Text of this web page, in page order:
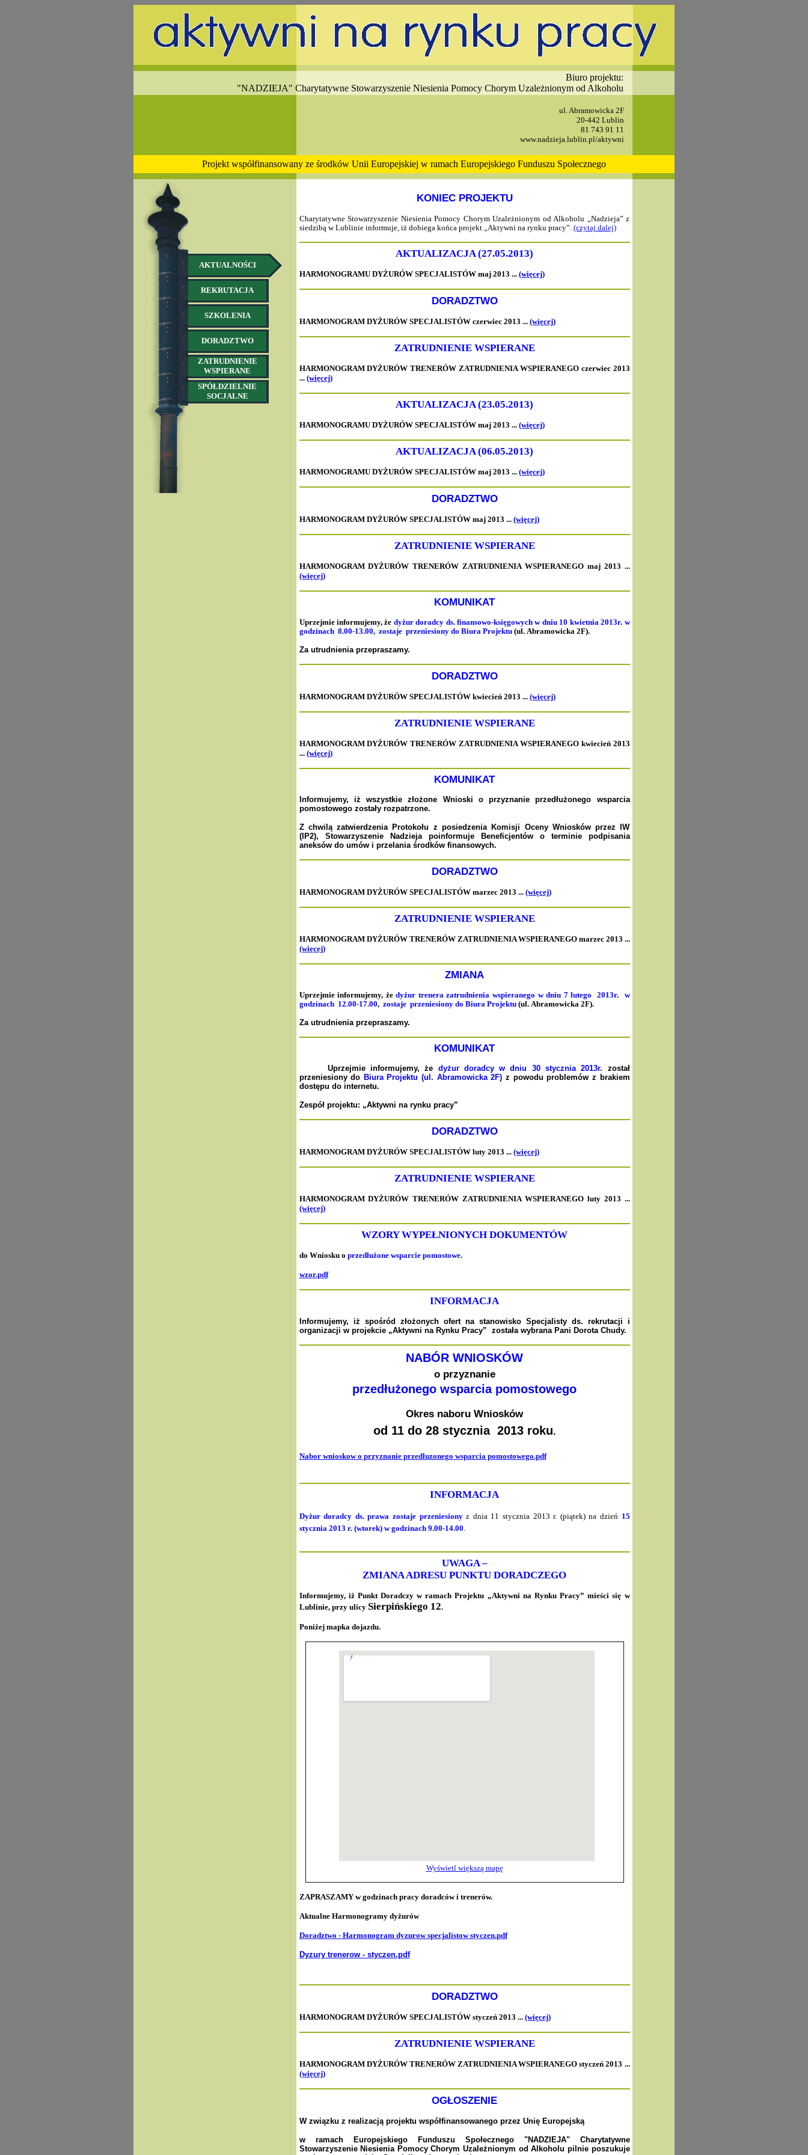
Biuro projektu:
"NADZIEJA" Charytatywne Stowarzyszenie Niesienia Pomocy Chorym Uzależnionym od Alkoholu
ul. Abramowicka 2F
20-442 Lublin
81 743 91 11
www.nadzieja.lublin.pl/aktywni
Projekt współfinansowany ze środków Unii Europejskiej w ramach Europejskiego Funduszu Społecznego
AKTUALNOŚCI
REKRUTACJA
SZKOLENIA
DORADZTWO
ZATRUDNIENIE
WSPIERANE
SPÓŁDZIELNIE
SOCJALNE
KONIEC PROJEKTU
Charytatywne Stowarzyszenie Niesienia Pomocy Chorym Uzależnionym od Alkoholu „Nadzieja” z
siedzibą w Lublinie informuje, iż dobiega końca projekt „Aktywni na rynku pracy”. (czytaj dalej)
AKTUALIZACJA (27.05.2013)
HARMONOGRAMU DYŻURÓW SPECJALISTÓW maj 2013 ... (więcej)
DORADZTWO
HARMONOGRAM DYŻURÓW SPECJALISTÓW czerwiec 2013 ... (więcej)
ZATRUDNIENIE WSPIERANE
HARMONOGRAM DYŻURÓW TRENERÓW ZATRUDNIENIA WSPIERANEGO czerwiec 2013
... (więcej)
AKTUALIZACJA (23.05.2013)
HARMONOGRAMU DYŻURÓW SPECJALISTÓW maj 2013 ... (więcej)
AKTUALIZACJA (06.05.2013)
HARMONOGRAMU DYŻURÓW SPECJALISTÓW maj 2013 ... (więcej)
DORADZTWO
HARMONOGRAM DYŻURÓW SPECJALISTÓW maj 2013 ... (więcej)
ZATRUDNIENIE WSPIERANE
HARMONOGRAM DYŻURÓW TRENERÓW ZATRUDNIENIA WSPIERANEGO maj 2013 ...
(więcej)
KOMUNIKAT
Uprzejmie informujemy, że dyżur doradcy ds. finansowo-księgowych w dniu 10 kwietnia 2013r. w
godzinach 8.00-13.00, zostaje przeniesiony do Biura Projektu(ul. Abramowicka 2F).
Za utrudnienia przepraszamy.
DORADZTWO
HARMONOGRAM DYŻURÓW SPECJALISTÓW kwiecień 2013 ... (więcej)
ZATRUDNIENIE WSPIERANE
HARMONOGRAM DYŻURÓW TRENERÓW ZATRUDNIENIA WSPIERANEGO kwiecień 2013
... (więcej)
KOMUNIKAT
Informujemy, iż wszystkie złożone Wnioski o przyznanie przedłużonego wsparcia
pomostowego zostały rozpatrzone.
Z chwilą zatwierdzenia Protokołu z posiedzenia Komisji Oceny Wniosków przez IW
(IP2), Stowarzyszenie Nadzieja poinformuje Beneficjentów o terminie podpisania
aneksów do umów i przelania środków finansowych.
DORADZTWO
HARMONOGRAM DYŻURÓW SPECJALISTÓW marzec 2013 ... (więcej)
ZATRUDNIENIE WSPIERANE
HARMONOGRAM DYŻURÓW TRENERÓW ZATRUDNIENIA WSPIERANEGO marzec 2013 ...
(więcej)
ZMIANA
Uprzejmie informujemy, żedyżur trenera zatrudnienia wspieranego w dniu 7 lutego 2013r. w
godzinach 12.00-17.00, zostaje przeniesiony do Biura Projektu(ul. Abramowicka 2F).
Za utrudnienia przepraszamy.
KOMUNIKAT
Uprzejmie informujemy, że dyżur doradcy w dniu 30 stycznia 2013r. został
przeniesiony do Biura Projektu (ul. Abramowicka 2F) z powodu problemów z brakiem
dostępu do internetu.
Zespół projektu: „Aktywni na rynku pracy”
DORADZTWO
HARMONOGRAM DYŻURÓW SPECJALISTÓW luty 2013 ... (więcej)
ZATRUDNIENIE WSPIERANE
HARMONOGRAM DYŻURÓW TRENERÓW ZATRUDNIENIA WSPIERANEGO luty 2013 ...
(więcej)
WZORY WYPEŁNIONYCH DOKUMENTÓW
do Wniosku o przedłużone wsparcie pomostowe.
wzor.pdf
INFORMACJA
Informujemy, iż spośród złożonych ofert na stanowisko Specjalisty ds. rekrutacji i
organizacji w projekcie „Aktywni na Rynku Pracy” została wybrana Pani Dorota Chudy.
NABÓR WNIOSKÓW
o przyznanie
przedłużonego wsparcia pomostowego
Okres naboru Wniosków
od 11 do 28 stycznia 2013 roku.
Nabor wnioskow o przyznanie przedluzonego wsparcia pomostowego.pdf
INFORMACJA
Dyżur doradcy ds. prawa zostaje przeniesionyz dnia 11 stycznia 2013 r. (piątek) na dzień 15
stycznia 2013 r. (wtorek) w godzinach 9.00-14.00.
UWAGA –
ZMIANA ADRESU PUNKTU DORADCZEGO
Informujemy, iż Punkt Doradczy w ramach Projektu „Aktywni na Rynku Pracy” mieści się w
Lublinie, przy ulicy Sierpińskiego 12.
Poniżej mapka dojazdu.
Wyświetl większą mapę
ZAPRASZAMY w godzinach pracy doradców i trenerów.
Aktualne Harmonogramy dyżurów
Doradztwo - Harmonogram dyzurow specjalistow styczen.pdf
Dyzury trenerow - styczen.pdf
DORADZTWO
HARMONOGRAM DYŻURÓW SPECJALISTÓW styczeń 2013 ... (więcej)
ZATRUDNIENIE WSPIERANE
HARMONOGRAM DYŻURÓW TRENERÓW ZATRUDNIENIA WSPIERANEGO styczeń 2013 ...
(więcej)
OGŁOSZENIE
W związku z realizacją projektu współfinansowanego przez Unię Europejską
w ramach Europejskiego Funduszu Społecznego "NADZIEJA" Charytatywne
Stowarzyszenie Niesienia Pomocy Chorym Uzależnionym od Alkoholu pilnie poszukuje